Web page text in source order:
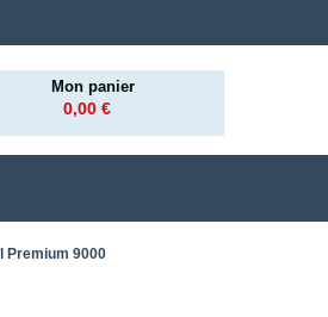
Mon panier
0,00 €
Premium 9000